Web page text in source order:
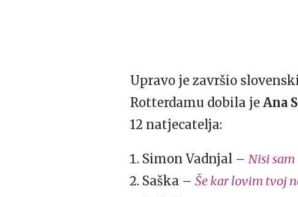
Upravo je završio
Rotterdamu dobila je Ana
12 natjecatelja:
Simon Vadnjal – Nisi sam
Saška – Še kar lovim tvoj